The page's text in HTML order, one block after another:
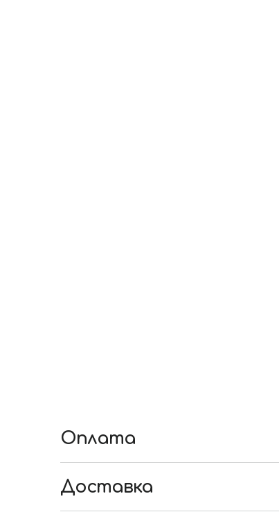
Оплата
◘ Безготівкова оплата з
◘ у касі відділення будь-якого банку,
Доставка
• Доставка товару в день